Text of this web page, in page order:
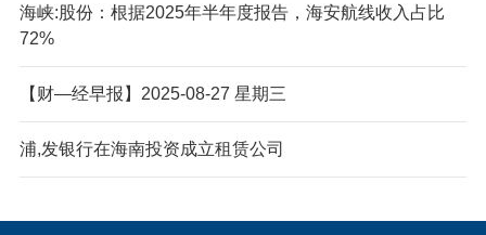
海峡:股份：根据2025年半年度报告，海安航线收入占比
72%
【财—经早报】2025-08-27 星期三
浦,发银行在海南投资成立租赁公司